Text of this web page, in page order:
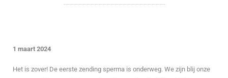
1 maart 2024
Het is zover! De eerste zending sperma is onderweg. We zijn blij onze